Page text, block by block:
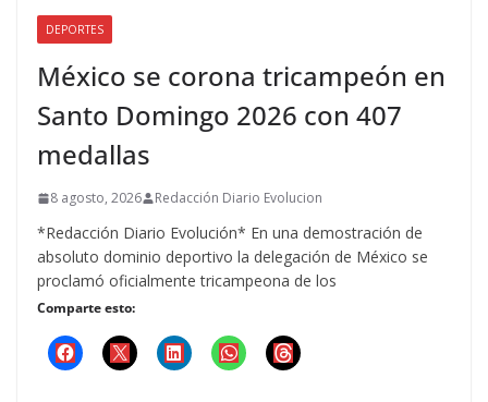
DEPORTES
México se corona tricampeón en
Santo Domingo 2026 con 407
medallas
8 agosto, 2026 Redacción Diario Evolucion
*Redacción Diario Evolución* En una demostración de
absoluto dominio deportivo la delegación de México se
proclamó oficialmente tricampeona de los
Comparte esto: